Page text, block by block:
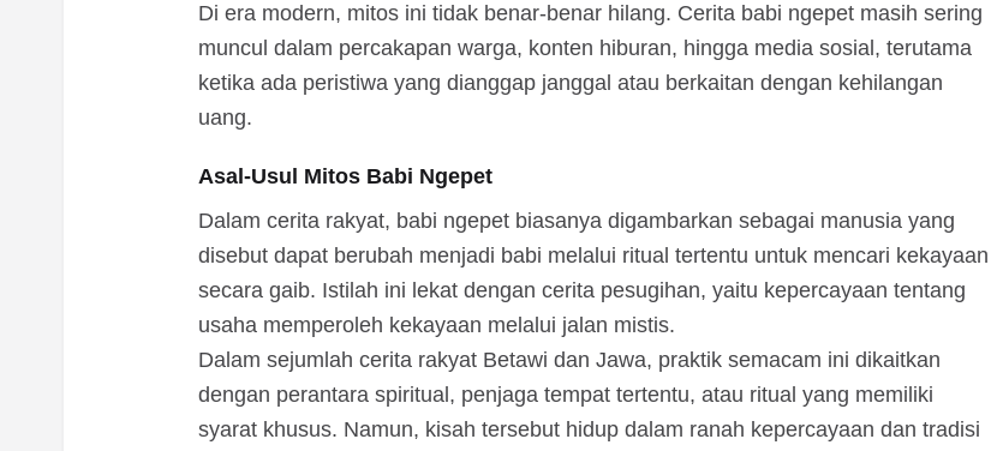
Di era modern, mitos ini tidak benar-benar hilang. Cerita babi ngepet masih sering
muncul dalam percakapan warga, konten hiburan, hingga media sosial, terutama
ketika ada peristiwa yang dianggap janggal atau berkaitan dengan kehilangan
uang.
Asal-Usul Mitos Babi Ngepet
Dalam cerita rakyat, babi ngepet biasanya digambarkan sebagai manusia yang
disebut dapat berubah menjadi babi melalui ritual tertentu untuk mencari kekayaan
secara gaib. Istilah ini lekat dengan cerita pesugihan, yaitu kepercayaan tentang
usaha memperoleh kekayaan melalui jalan mistis.
Dalam sejumlah cerita rakyat Betawi dan Jawa, praktik semacam ini dikaitkan
dengan perantara spiritual, penjaga tempat tertentu, atau ritual yang memiliki
syarat khusus. Namun, kisah tersebut hidup dalam ranah kepercayaan dan tradisi